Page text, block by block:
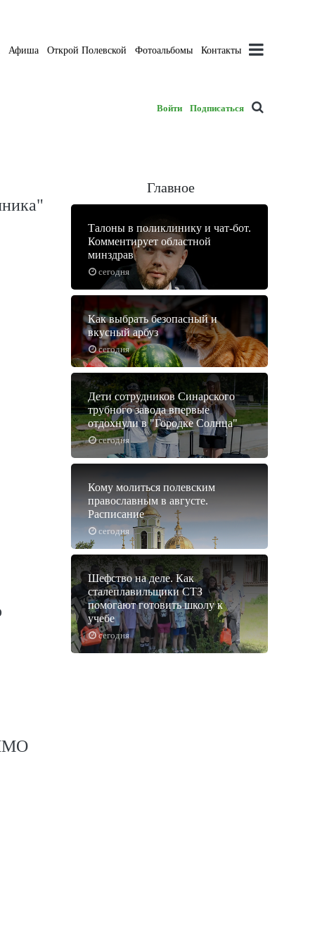
Афиша Открой Полевской Фотоальбомы Контакты
Войти Подписаться
Главное
сегодня
Талоны в поликлинику и чат-бот.
Комментирует областной
минздрав
сегодня
Как выбрать безопасный и
вкусный арбуз
сегодня
Дети сотрудников Синарского
трубного завода впервые
отдохнули в "Городке Солнца"
сегодня
Кому молиться полевским
православным в августе.
Расписание
сегодня
Шефство на деле. Как
сталеплавильщики СТЗ
помогают готовить школу к
учебе